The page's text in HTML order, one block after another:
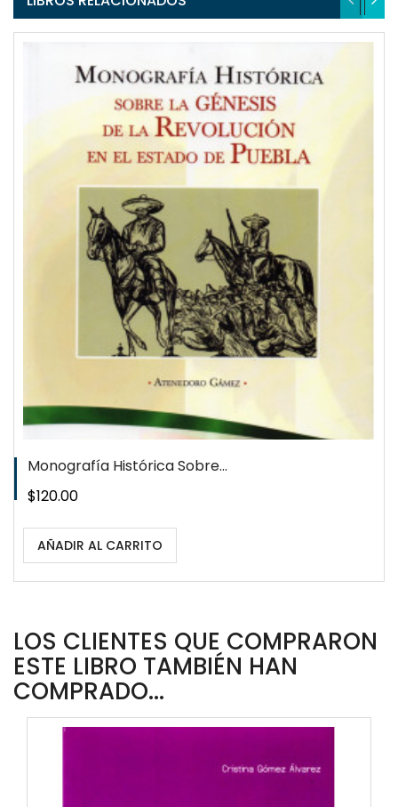
Monografía Histórica Sobre...
Precio
$120.00
AÑADIR AL CARRITO
QUICKVIEW
WISHLIST
LOS CLIENTES QUE COMPRARON
ESTE LIBRO TAMBIÉN HAN
COMPRADO...